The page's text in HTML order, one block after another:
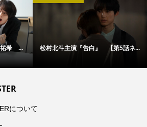
祐希 ... 松村北斗主演『告白』 【第5話ネ...
について